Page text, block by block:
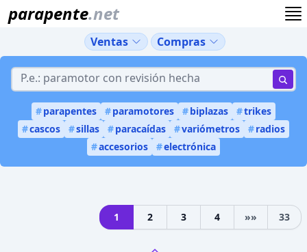
parapente.net
Ventas Compras
#parapentes #paramotores #biplazas #trikes
#cascos #sillas #paracaídas #variómetros #radios
#accesorios #electrónica
1 2 3 4 Next
»» 33